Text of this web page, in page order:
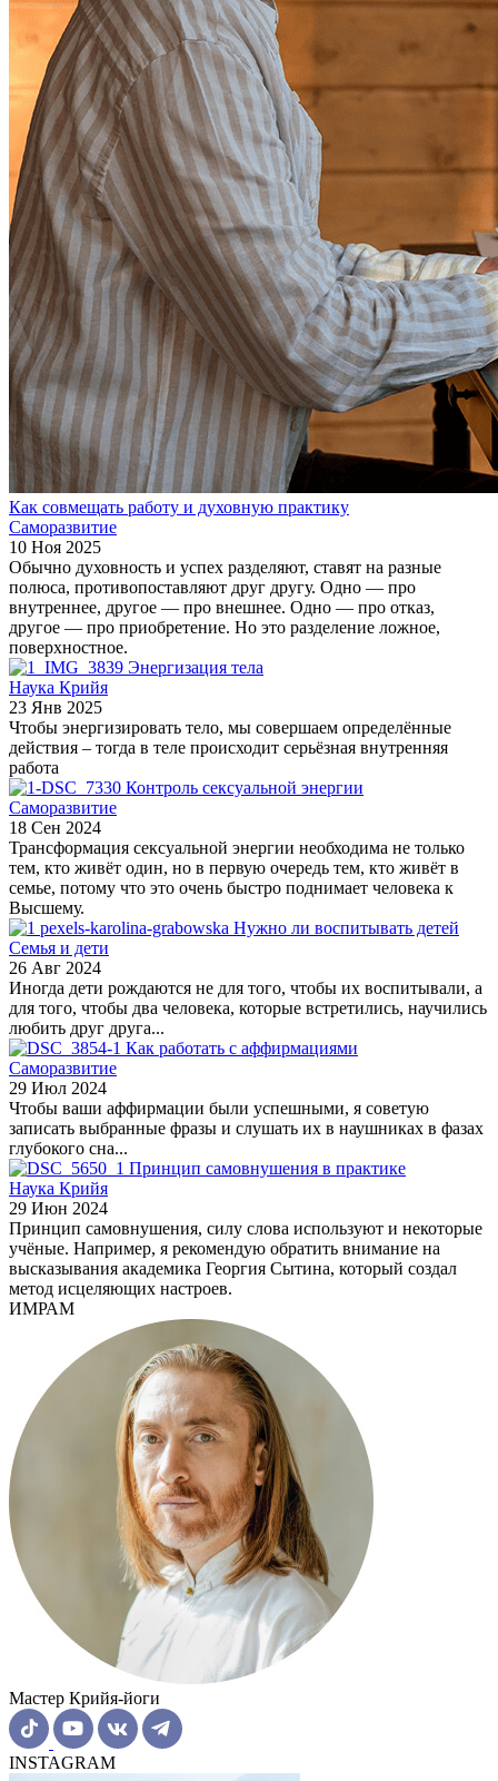
Как совмещать работу и духовную практику
Саморазвитие
10 Ноя 2025
Обычно духовность и успех разделяют, ставят на разные
полюса, противопоставляют друг другу. Одно — про
внутреннее, другое — про внешнее. Одно — про отказ,
другое — про приобретение. Но это разделение ложное,
поверхностное.
Энергизация тела
Наука Крийя
23 Янв 2025
Чтобы энергизировать тело, мы совершаем определённые
действия – тогда в теле происходит серьёзная внутренняя
работа
Контроль сексуальной энергии
Саморазвитие
18 Сен 2024
Трансформация сексуальной энергии необходима не только
тем, кто живёт один, но в первую очередь тем, кто живёт в
семье, потому что это очень быстро поднимает человека к
Высшему.
Нужно ли воспитывать детей
Семья и дети
26 Авг 2024
Иногда дети рождаются не для того, чтобы их воспитывали, а
для того, чтобы два человека, которые встретились, научились
любить друг друга...
Как работать с аффирмациями
Саморазвитие
29 Июл 2024
Чтобы ваши аффирмации были успешными, я советую
записать выбранные фразы и слушать их в наушниках в фазах
глубокого сна...
Принцип самовнушения в практике
Наука Крийя
29 Июн 2024
Принцип самовнушения, силу слова используют и некоторые
учёные. Например, я рекомендую обратить внимание на
высказывания академика Георгия Сытина, который создал
метод исцеляющих настроев.
ИМРАМ
Мастер Крийя-йоги
INSTAGRAM